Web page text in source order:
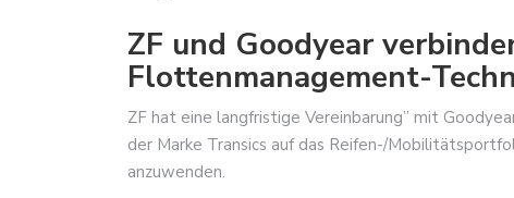
ZF und Goodyear
Flottenmanagement-
ZF hat eine langfristige Vereinbarung” mit
der Marke Transics auf das Reifen-/
anzuwenden.